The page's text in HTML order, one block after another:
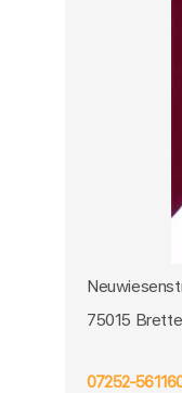
75015
07252-